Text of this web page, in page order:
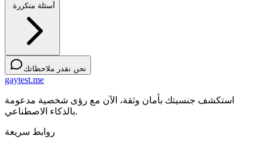
أسئلة متكررة
نحن نقدر ملاحظاتك
gaytest.me
استكشف جنسيتك بأمان وثقة، الآن مع رؤى شخصية مدعومة
بالذكاء الاصطناعي.
روابط سريعة